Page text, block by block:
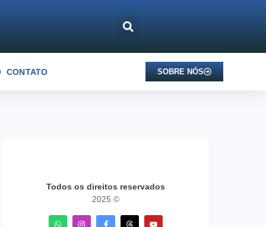
CONTATO SOBRE NÓS
Todos os direitos reservados
2025 ©